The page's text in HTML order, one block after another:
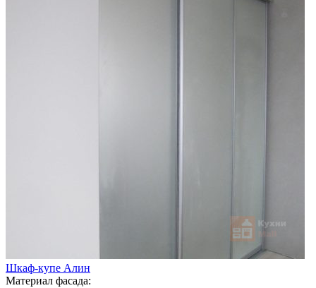
Шкаф-купе Алин
Материал фасада: